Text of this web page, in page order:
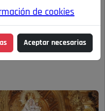
DE
de cookies
Aceptar necesarias